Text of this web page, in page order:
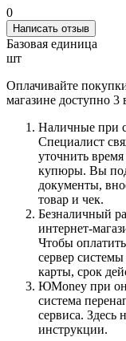
0
Написать отзыв
Базовая единица
шт
Оплачивайте
магазине доступно 3
Наличные при
Специалист
уточнить
купюры. Вы
документы,
товар и чек.
Безналичный
интернет-
Чтобы
сервер
карты, срок
ЮMoney при
система
сервиса. Здесь
инструкции.